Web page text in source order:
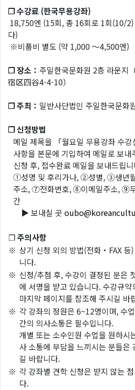
❐ 수강료 (한국무용강좌)
18,750엔 (15회, 총 16회로 1회(10/2)
다)
※비품비 별도 (약 1,000 ～4,500엔)
❐ 장소： 주일한국문화원 2층 라운
宿区四谷4-4-10）
❐ 주최： 일반사단법인 주일한국문화
❐ 신청방법
메일 제목을 「월요일 무용강좌 수
사항을 본문에 기입하여 메일로 보내
신청 후, 접수완료 메일을 보내드립
①성명 및 후리가나, ②성별, ③생
주소, ⑦전화번호, ⑧이메일주소, ⑨
간
▶ 보내실 곳
❐주의사항
※ 상기 신청 외의 방법(전화・FAX
니다.
※ 신청/추첨 후, 수강이 결정된 분은
에 서명을 받고 있습니다. 수강규
마지막 페이지를 참조해 주시길 바
※ 각 강좌의 정원은 6~12명이며, 수
간의 의사소통은 필수입니다.
개별 또는 소수인원 수업을 원하시
사 소통에 부담을 느끼시는 분들은
길 바랍니다.
※ 각 강좌별 견학 신청은 받지 않는
다.